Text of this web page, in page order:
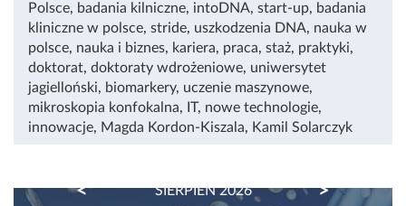
Polsce, badania kilniczne, intoDNA, start-up, badania
kliniczne w polsce, stride, uszkodzenia DNA, nauka w
polsce, nauka i biznes, kariera, praca, staż, praktyki,
doktorat, doktoraty wdrożeniowe, uniwersytet
jagielloński, biomarkery, uczenie maszynowe,
mikroskopia konfokalna, IT, nowe technologie,
innowacje, Magda Kordon-Kiszala, Kamil Solarczyk
SIERPIEŃ 2026
PREVIOUS NEXT